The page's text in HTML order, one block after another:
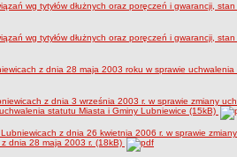
wg tytyłów dłużnych oraz poręczeń i gwarancji,
wg tytyłów dłużnych oraz poręczeń i gwarancji,
z dnia 28 maja 2003 roku w sprawie uchwalenia
z dnia 3 września 2003 r. w sprawie zmiany
statutu Miasta i Gminy Lubniewice (15kB)
z dnia 26 kwietnia 2006 r. w sprawie zmiany
dnia 28 maja 2003 r. (18kB)